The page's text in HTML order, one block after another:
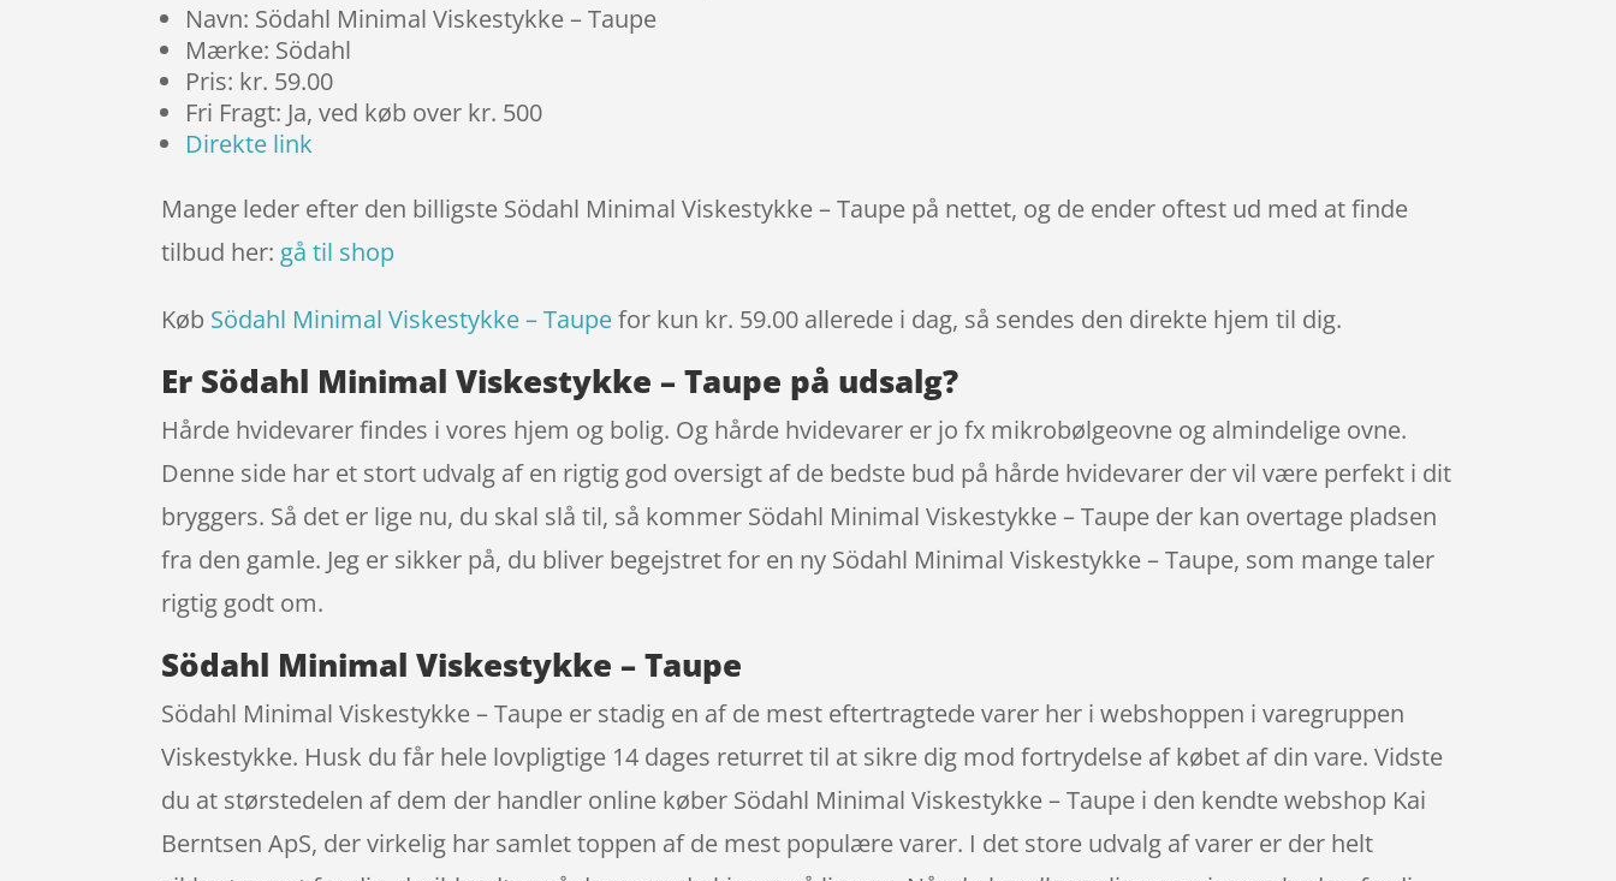
Navn: Södahl Minimal Viskestykke – Taupe
Mærke: Södahl
Pris: kr. 59.00
Fri Fragt: Ja, ved køb over kr. 500
Direkte link
Mange leder efter den billigste Södahl Minimal Viskestykke – Taupe på nettet, og de ender oftest ud med at finde
tilbud her: gå til shop
Køb Södahl Minimal Viskestykke – Taupefor kun kr. 59.00 allerede i dag, så sendes den direkte hjem til dig.
Er Södahl Minimal Viskestykke – Taupe på udsalg?
Hårde hvidevarer findes i vores hjem og bolig. Og hårde hvidevarer er jo fx mikrobølgeovne og almindelige ovne.
Denne side har et stort udvalg af en rigtig god oversigt af de bedste bud på hårde hvidevarer der vil være perfekt i dit
bryggers. Så det er lige nu, du skal slå til, så kommer Södahl Minimal Viskestykke – Taupe der kan overtage pladsen
fra den gamle. Jeg er sikker på, du bliver begejstret for en ny Södahl Minimal Viskestykke – Taupe, som mange taler
rigtig godt om.
Södahl Minimal Viskestykke – Taupe
Södahl Minimal Viskestykke – Taupe er stadig en af de mest eftertragtede varer her i webshoppen i varegruppen
Viskestykke. Husk du får hele lovpligtige 14 dages returret til at sikre dig mod fortrydelse af købet af din vare. Vidste
du at størstedelen af dem der handler online køber Södahl Minimal Viskestykke – Taupe i den kendte webshop Kai
Berntsen ApS, der virkelig har samlet toppen af de mest populære varer. I det store udvalg af varer er der helt